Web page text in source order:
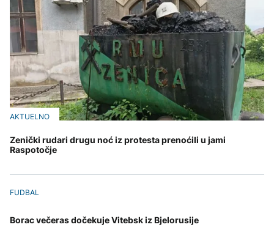
AKTUELNO
Zenički rudari drugu noć iz protesta prenoćili u jami
Raspotočje
FUDBAL
Borac večeras dočekuje Vitebsk iz Bjelorusije